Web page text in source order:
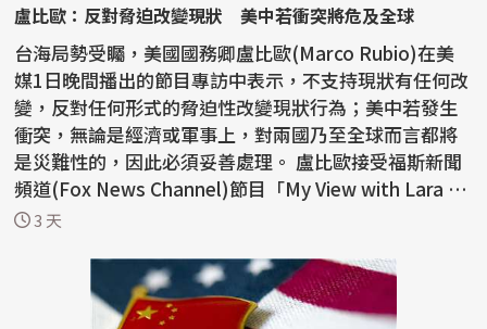
盧比歐：反對脅迫改變現狀 美中若衝突將危及全球
台海局勢受矚，美國國務卿盧比歐(Marco Rubio)在美
媒1日晚間播出的節目專訪中表示，不支持現狀有任何改
變，反對任何形式的脅迫性改變現狀行為；美中若發生
衝突，無論是經濟或軍事上，對兩國乃至全球而言都將
是災難性的，因此必須妥善處理。 盧比歐接受福斯新聞
頻道(Fox News Channel)節目「My View with Lara Tr
ump」...
3 天